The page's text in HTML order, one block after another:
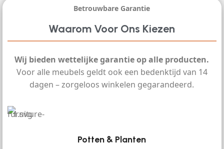
Betrouwbare Garantie
Waarom Voor Ons Kiezen
Wij bieden wettelijke garantie op alle producten.
Voor alle meubels geldt ook een bedenktijd van 14
dagen – zorgeloos winkelen gegarandeerd.
Potten & Planten